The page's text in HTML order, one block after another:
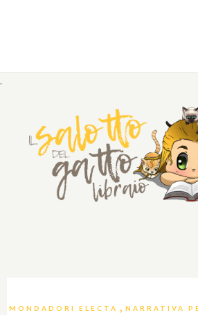
.
MONDADORI ELECTA , NARRATIVA